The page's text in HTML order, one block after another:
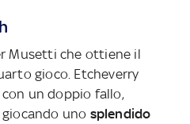
Musetti che ottiene il
gioco. Etcheverry
un doppio fallo,
uno splendido